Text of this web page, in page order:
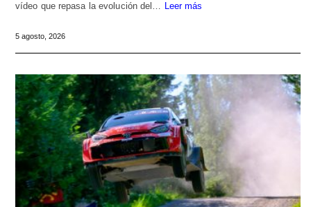
vídeo que repasa la evolución del… Leer más
5 agosto, 2026